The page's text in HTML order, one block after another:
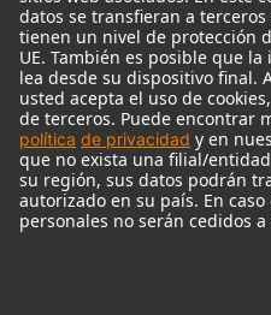
Audio Interface